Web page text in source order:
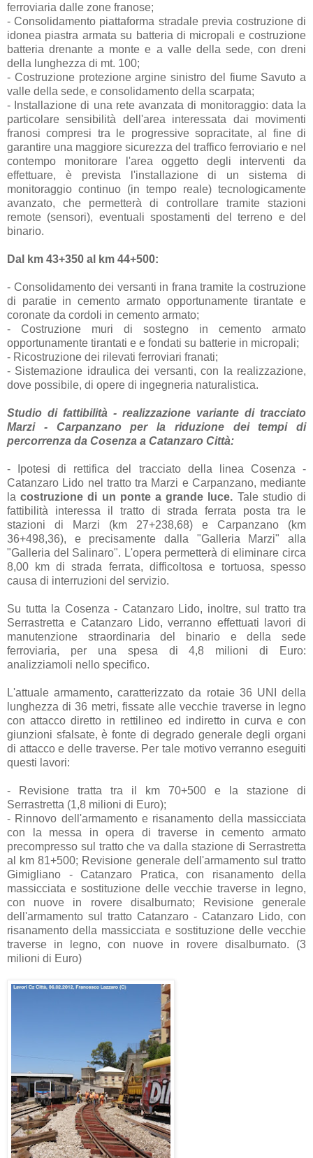
ferroviaria dalle zone franose;
- Consolidamento piattaforma stradale previa costruzione di
idonea piastra armata su batteria di micropali e costruzione
batteria drenante a monte e a valle della sede, con dreni
della lunghezza di mt. 100;
- Costruzione protezione argine sinistro del fiume Savuto a
valle della sede, e consolidamento della scarpata;
- Installazione di una rete avanzata di monitoraggio: data la
particolare sensibilità dell'area interessata dai movimenti
franosi compresi tra le progressive sopracitate, al fine di
garantire una maggiore sicurezza del traffico ferroviario e nel
contempo monitorare l'area oggetto degli interventi da
effettuare, è prevista l'installazione di un sistema di
monitoraggio continuo (in tempo reale) tecnologicamente
avanzato, che permetterà di controllare tramite stazioni
remote (sensori), eventuali spostamenti del terreno e del
binario.
Dal km 43+350 al km 44+500:
- Consolidamento dei versanti in frana tramite la costruzione
di paratie in cemento armato opportunamente tirantate e
coronate da cordoli in cemento armato;
- Costruzione muri di sostegno in cemento armato
opportunamente tirantati e e fondati su batterie in micropali;
- Ricostruzione dei rilevati ferroviari franati;
- Sistemazione idraulica dei versanti, con la realizzazione,
dove possibile, di opere di ingegneria naturalistica.
Studio di fattibilità - realizzazione variante di tracciato
Marzi - Carpanzano per la riduzione dei tempi di
percorrenza da Cosenza a Catanzaro Città:
- Ipotesi di rettifica del tracciato della linea Cosenza -
Catanzaro Lido nel tratto tra Marzi e Carpanzano, mediante
lacostruzione di un ponte a grande luce. Tale studio di
fattibilità interessa il tratto di strada ferrata posta tra le
stazioni di Marzi (km 27+238,68) e Carpanzano (km
36+498,36), e precisamente dalla "Galleria Marzi" alla
"Galleria del Salinaro". L'opera permetterà di eliminare circa
8,00 km di strada ferrata, difficoltosa e tortuosa, spesso
causa di interruzioni del servizio.
Su tutta la Cosenza - Catanzaro Lido, inoltre, sul tratto tra
Serrastretta e Catanzaro Lido, verranno effettuati lavori di
manutenzione straordinaria del binario e della sede
ferroviaria, per una spesa di 4,8 milioni di Euro:
analizziamoli nello specifico.
L'attuale armamento, caratterizzato da rotaie 36 UNI della
lunghezza di 36 metri, fissate alle vecchie traverse in legno
con attacco diretto in rettilineo ed indiretto in curva e con
giunzioni sfalsate, è fonte di degrado generale degli organi
di attacco e delle traverse. Per tale motivo verranno eseguiti
questi lavori:
- Revisione tratta tra il km 70+500 e la stazione di
Serrastretta (1,8 milioni di Euro);
- Rinnovo dell'armamento e risanamento della massicciata
con la messa in opera di traverse in cemento armato
precompresso sul tratto che va dalla stazione di Serrastretta
al km 81+500; Revisione generale dell'armamento sul tratto
Gimigliano - Catanzaro Pratica, con risanamento della
massicciata e sostituzione delle vecchie traverse in legno,
con nuove in rovere disalburnato; Revisione generale
dell'armamento sul tratto Catanzaro - Catanzaro Lido, con
risanamento della massicciata e sostituzione delle vecchie
traverse in legno, con nuove in rovere disalburnato. (3
milioni di Euro)